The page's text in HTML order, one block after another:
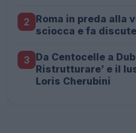
2 Roma in preda alla
sciocca e fa
3 Da Centocelle a
Ristrutturare’ e il
Loris Cherubini